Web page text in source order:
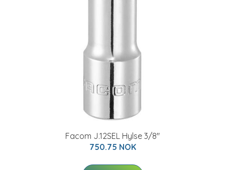
Facom J.12SEL Hylse 3/8"
750.75 NOK